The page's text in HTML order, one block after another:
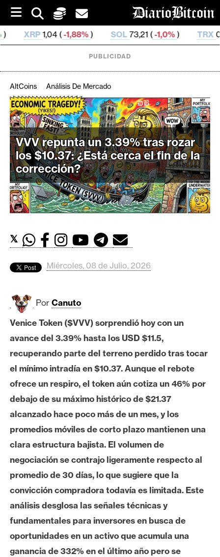
i
p
t
o
SOL73,21 (-1,0% TRX0,327 161 (-0,26%)
C
r
i
p
t
o
M
e
r
d
s
B
t
c
o
i
E
e
r
e
u
I
A
PUBLICIDAD
AltCoins Análisis De Mercado
VVV repunta un 3.39% tras rozar
los $10.37: ¿Está cerca el fin de la
corrección?
𝕏
Miércoles, 08 de Julio, 2026
Por Canuto
Venice Token ($VVV) sorprendió hoy con un
avance del 3.39% hasta los USD $11.5,
recuperando parte del terreno perdido tras tocar
el mínimo intradía en $10.37. Aunque el rebote
ofrece un respiro, el token aún cotiza un 46% por
debajo de su máximo histórico de $21.37
alcanzado hace poco más de un mes, y los
promedios móviles de corto plazo mantienen una
clara estructura bajista. El volumen de
negociación se contrajo ligeramente respecto al
promedio de 30 días, lo que sugiere que la
convicción compradora todavía es limitada. Este
análisis desglosa las señales técnicas y
fundamentales para inversores en busca de
oportunidades en un activo que acumula una
ganancia de 332% en el último año pero se